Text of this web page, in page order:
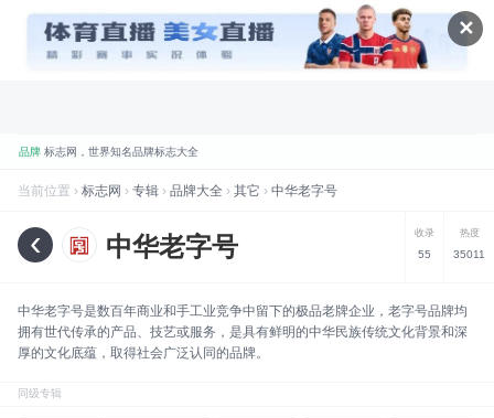
✕
品牌 标志网，世界知名品牌标志大全
折腾标志网全新改版 提升体验和视觉优化
数据 标志网已汇聚超过 9,000+ 品牌标志
品牌找品牌、找标志就到标志网
喜讯 标志网WAP版已上线，手机也能访问
当前位置 › 标志网 › 专辑 › 品牌大全 › 其它 › 中华老字号
‹ 中华老字号 收录
55
热度
35011
中华老字号是数百年商业和手工业竞争中留下的极品老牌企业，老字号品牌均
拥有世代传承的产品、技艺或服务，是具有鲜明的中华民族传统文化背景和深
厚的文化底蕴，取得社会广泛认同的品牌。
同级专辑